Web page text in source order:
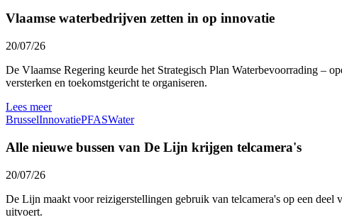
Vlaamse waterbedrijven zetten in op innovatie
20/07/26
De Vlaamse Regering keurde het Strategisch Plan Waterbevoorrading –
versterken en toekomstgericht te organiseren.
Lees meer
BrusselInnovatiePFASWater
Alle nieuwe bussen van De Lijn krijgen telcamera's
20/07/26
De Lijn maakt voor reizigerstellingen gebruik van telcamera's op een deel
uitvoert.